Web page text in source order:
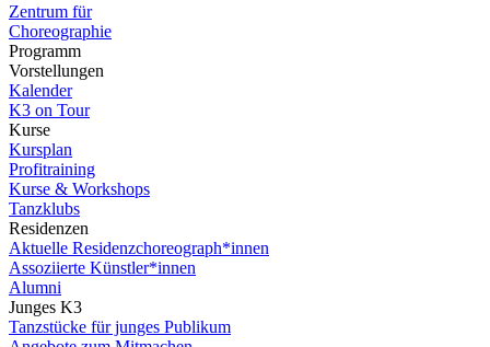
Zentrum für
Choreographie
Programm
Vorstellungen
Kalender
K3 on Tour
Kurse
Kursplan
Profitraining
Kurse & Workshops
Tanzklubs
Residenzen
Aktuelle Residenzchoreograph*innen
Assoziierte Künstler*innen
Alumni
Junges K3
Tanzstücke für junges Publikum